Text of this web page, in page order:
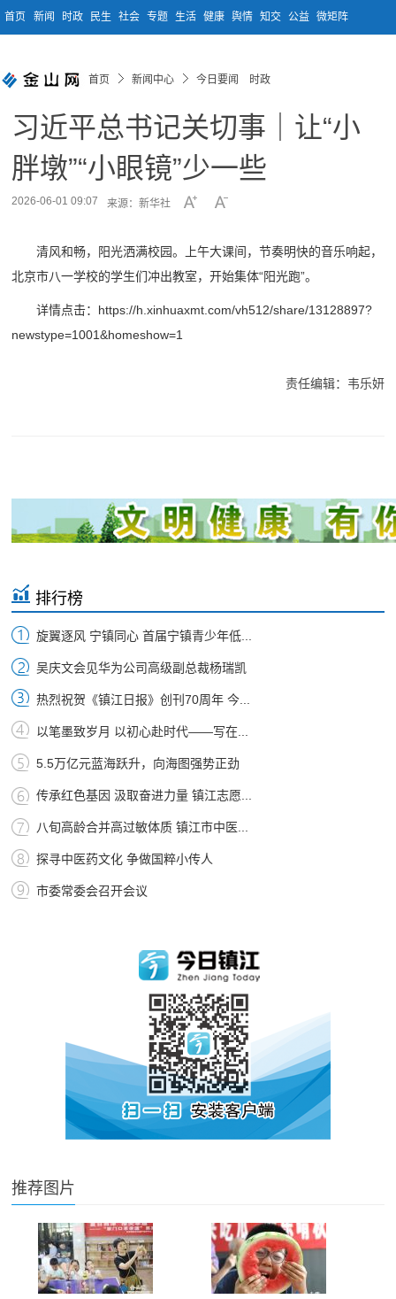
首页 新闻 时政 民生 社会 专题 生活 健康 舆情 知交 公益 微矩阵
首页 新闻中心 今日要闻 时政
习近平总书记关切事｜让“小
胖墩”“小眼镜”少一些
2026-06-01 09:07 来源：新华社
清风和畅，阳光洒满校园。上午大课间，节奏明快的音乐响起，
北京市八一学校的学生们冲出教室，开始集体“阳光跑”。
详情点击：https://h.xinhuaxmt.com/vh512/share/13128897?
newstype=1001&homeshow=1
责任编辑：韦乐妍
排行榜
旋翼逐风 宁镇同心 首届宁镇青少年低...
吴庆文会见华为公司高级副总裁杨瑞凯
热烈祝贺《镇江日报》创刊70周年 今...
以笔墨致岁月 以初心赴时代——写在...
5.5万亿元蓝海跃升，向海图强势正劲
传承红色基因 汲取奋进力量 镇江志愿...
八旬高龄合并高过敏体质 镇江市中医...
探寻中医药文化 争做国粹小传人
市委常委会召开会议
推荐图片